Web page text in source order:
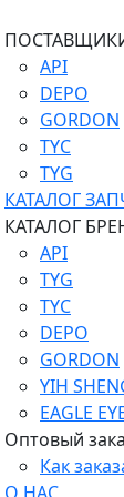
API
DEPO
GORDON
TYC
TYG
КАТАЛОГ
КАТАЛОГ
API
TYG
TYC
DEPO
GORDON
YIH
EAGLE
Оптовый
Как